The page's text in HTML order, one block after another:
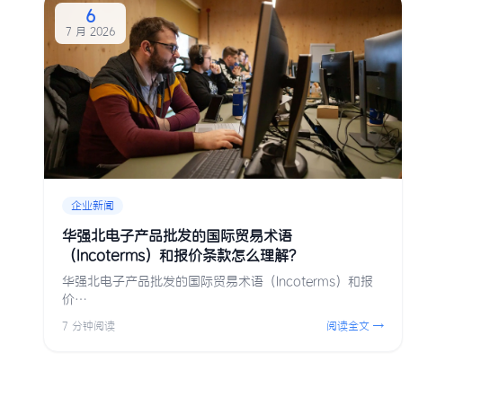
6
7 月 2026
企业新闻
华强北电子产品批发的国际贸易术语
（Incoterms）和报价条款怎么理解？
华强北电子产品批发的国际贸易术语（Incoterms）和报
价…
7 分钟阅读 阅读全文 →